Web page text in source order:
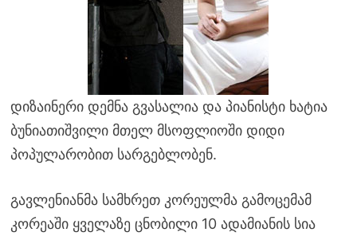
დიზაინერი დემნა გვასალია და პიანისტი ხატია
ბუნიათიშვილი მთელ მსოფლიოში დიდი
პოპულარობით სარგებლობენ.
გავლენიანმა სამხრეთ კორეულმა გამოცემამ
კორეაში ყველაზე ცნობილი 10 ადამიანის სია